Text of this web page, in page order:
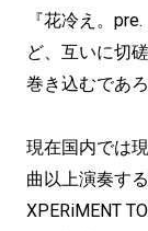
『花冷え。
ど、互いに切
巻き込むであ
現在国内では
曲以上演奏す
XPERiMENT